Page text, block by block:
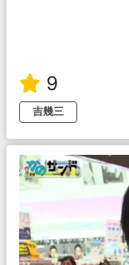
9
吉幾三